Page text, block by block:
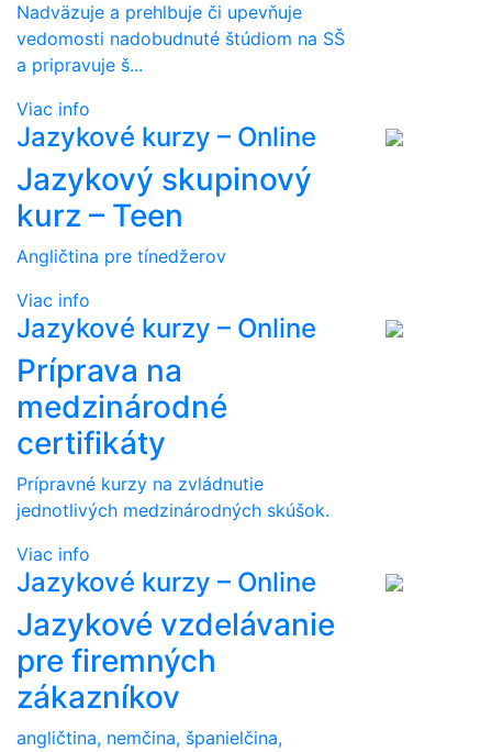
Nadväzuje a prehlbuje či upevňuje
vedomosti nadobudnuté štúdiom na SŠ
a pripravuje š...
Viac info
Jazykové kurzy – Online
Jazykový skupinový
kurz – Teen
Angličtina pre tínedžerov
Viac info
Jazykové kurzy – Online
Príprava na
medzinárodné
certifikáty
Prípravné kurzy na zvládnutie
jednotlivých medzinárodných skúšok.
Viac info
Jazykové kurzy – Online
Jazykové vzdelávanie
pre firemných
zákazníkov
angličtina, nemčina, španielčina,